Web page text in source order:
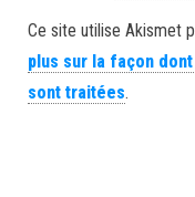
Ce site utilise Akismet
plus sur la façon
sont traitées.